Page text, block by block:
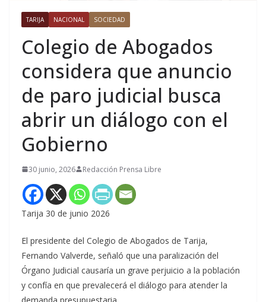
TARIJA NACIONAL SOCIEDAD
Colegio de Abogados
considera que anuncio
de paro judicial busca
abrir un diálogo con el
Gobierno
30 junio, 2026 Redacción Prensa Libre
Tarija 30 de junio 2026
El presidente del Colegio de Abogados de Tarija,
Fernando Valverde, señaló que una paralización del
Órgano Judicial causaría un grave perjuicio a la población
y confía en que prevalecerá el diálogo para atender la